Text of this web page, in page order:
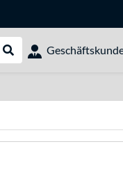
Suche durchführen